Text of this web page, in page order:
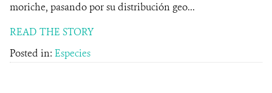
moriche, pasando por su distribución geo...
READ THE STORY
Posted in: Especies